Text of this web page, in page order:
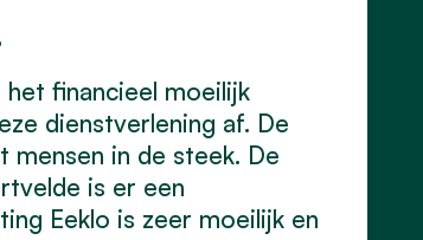
financieel moeilijk
dienstverlening af. De
mensen in de steek. De
is er een
Eeklo is zeer moeilijk en